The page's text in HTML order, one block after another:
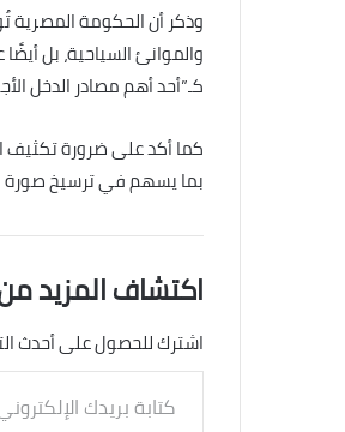
وذكر أن الحكومة المصرية
والموانئ السياحية، بل
كـ”أحد أهم مصادر الدخل
كما أكد على ضرورة تكثيف
بما يسهم في ترسيخ صورة
اكتشاف المزيد من
اشترك للحصول على أحدث